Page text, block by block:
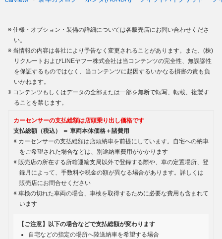
仕様・オプション・装備の詳細については各販売店にお問い合わせくださ
い。
当情報の内容は各社により予告なく変更されることがあります。また、(株)
リクルートおよびLINEヤフー株式会社は当コンテンツの完全性、無誤謬性
を保証するものではなく、当コンテンツに起因するいかなる損害の責も負
いかねます。
コンテンツもしくはデータの全部または一部を無断で転写、転載、複製す
ることを禁じます。
カーセンサーの支払総額は店頭乗り出し価格です
支払総額（税込） ＝ 車両本体価格＋諸費用
カーセンサーの支払総額は店頭納車を前提にしています。自宅への納車
をご希望された場合などは、別途納車費用がかかります
販売店の所在する所轄運輸支局以外で登録する際や、車の定置場所、登
録月によって、手数料や税金の額が異なる場合があります。詳しくは
販売店にお問合せください
車検の切れた車両の場合、車検を取得するために必要な費用も含まれて
います
【ご注意】以下の場合などで支払総額が変わります
自宅などの指定の場所へ陸送納車を希望する場合